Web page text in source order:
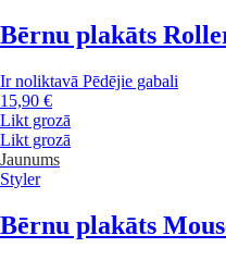
Bērnu plakāts
Ir noliktavā Pēdējie gabali
15,90 €
Likt grozā
Likt grozā
Jaunums
Styler
Bērnu plakāts